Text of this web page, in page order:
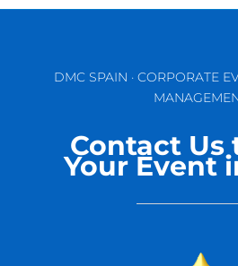
DMC SPAIN · CORPORATE
Contact Us
Your Event